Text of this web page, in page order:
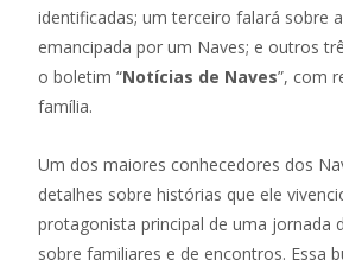
identificadas; um terceiro falará sobre
emancipada por um Naves; e outros
o boletim “Notícias de Naves”, com
família.
Um dos maiores conhecedores dos
detalhes sobre histórias que ele
protagonista principal de uma jornada
sobre familiares e de encontros. Essa